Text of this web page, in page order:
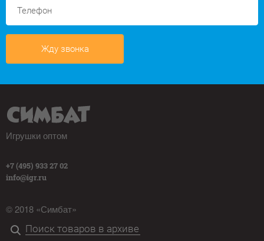
Жду звонка
Игрушки оптом
+7 (495) 933 27 02
info@igr.ru
© 2018 «Симбат»